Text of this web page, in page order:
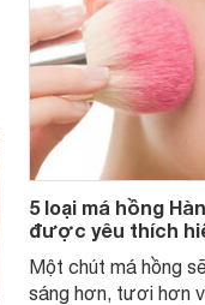
5 loại má hồng
được yêu thích
Một chút má hồng
sáng hơn, tươi hơn